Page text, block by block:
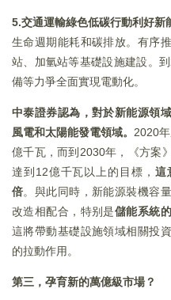
5.交通運輸綠色低碳行動利好新
生命週期能耗和碳排放。有序
站、加氫站等基礎設施建設。
備等力爭全面實現電動化。
中泰證券認為，對於新能源領
風電和太陽能發電領域。 2020
億千瓦，而到2030年，《方案
達到12億千瓦以上的目標， 這
倍。與此同時，新能源裝機容
改造相配合，特别是儲能系統
這將帶動基礎設施領域相關投
的拉動作用。
第三，孕育新的萬億級市場？